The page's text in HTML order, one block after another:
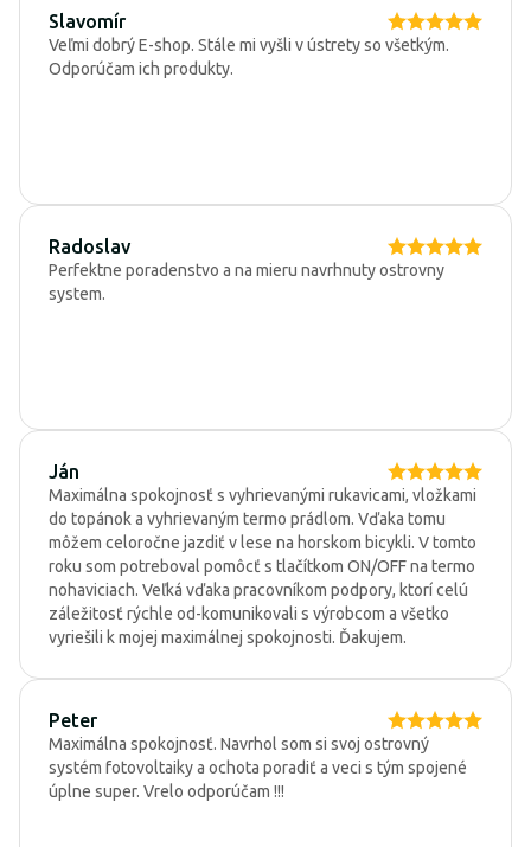
Slavomír
Veľmi dobrý E-shop. Stále mi vyšli v ústrety so všetkým.
Odporúčam ich produkty.
Radoslav
Perfektne poradenstvo a na mieru navrhnuty ostrovny
system.
Ján
Maximálna spokojnosť s vyhrievanými rukavicami, vložkami
do topánok a vyhrievaným termo prádlom. Vďaka tomu
môžem celoročne jazdiť v lese na horskom bicykli. V tomto
roku som potreboval pomôcť s tlačítkom ON/OFF na termo
nohaviciach. Veľká vďaka pracovníkom podpory, ktorí celú
záležitosť rýchle od-komunikovali s výrobcom a všetko
vyriešili k mojej maximálnej spokojnosti. Ďakujem.
Peter
Maximálna spokojnosť. Navrhol som si svoj ostrovný
systém fotovoltaiky a ochota poradiť a veci s tým spojené
úplne super. Vrelo odporúčam !!!